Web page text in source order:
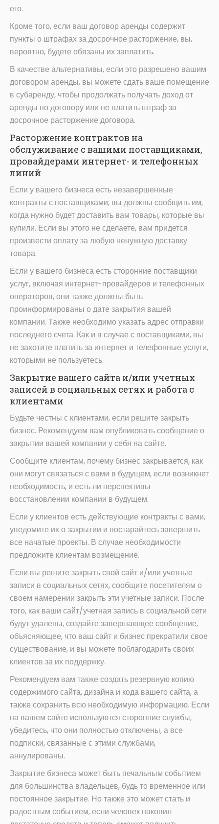
его.
Кроме того, если ваш договор аренды содержит
пункты о штрафах за досрочное расторжение, вы,
вероятно, будете обязаны их заплатить.
В качестве альтернативы, если это разрешено вашим
договором аренды, вы можете сдать ваше помещение
в субаренду, чтобы продолжать получать доход от
аренды по договору или не платить штраф за
досрочное расторжение договора.
Расторжение контрактов на
обслуживание с вашими поставщиками,
провайдерами интернет- и телефонных
линий
Если у вашего бизнеса есть незавершенные
контракты с поставщиками, вы должны сообщить им,
когда нужно будет доставить вам товары, которые вы
купили. Если вы этого не сделаете, вам придется
произвести оплату за любую ненужную доставку
товара.
Если у вашего бизнеса есть сторонние поставщики
услуг, включая интернет-провайдеров и телефонных
операторов, они также должны быть
проинформированы о дате закрытия вашей
компании. Также необходимо указать адрес отправки
последнего счета. Как и в случае с поставщиками, вы
не захотите платить за интернет и телефонные услуги,
которыми не пользуетесь.
Закрытие вашего сайта и/или учетных
записей в социальных сетях и работа с
клиентами
Будьте честны с клиентами, если решите закрыть
бизнес. Рекомендуем вам опубликовать сообщение о
закрытии вашей компании у себя на сайте.
Сообщите клиентам, почему бизнес закрывается, как
они могут связаться с вами в будущем, если возникнет
необходимость, и есть ли перспективы
восстановлении компании в будущем.
Если у клиентов есть действующие контракты с вами,
уведомите их о закрытии и постарайтесь завершить
все начатые проекты. В случае необходимости
предложите клиентам возмещение.
Если вы решите закрыть свой сайт и/или учетные
записи в социальных сетях, сообщите посетителям о
своем намерении закрыть эти учетные записи. После
того, как ваши сайт/учетная запись в социальной сети
будут удалены, создайте завершающее сообщение,
объясняющее, что ваш сайт и бизнес прекратили свое
существование, и вы можете поблагодарить своих
клиентов за их поддержку.
Рекомендуем вам также создать резервную копию
содержимого сайта, дизайна и кода вашего сайта, а
также сохранить всю необходимую информацию. Если
на вашем сайте используются сторонние службы,
убедитесь, что они полностью отключены, а все
подписки, связанные с этими службами,
аннулированы.
Закрытие бизнеса может быть печальным событием
для большинства владельцев, будь то временное или
постоянное закрытие. Но также это может стать и
радостным событием, если человек накопил